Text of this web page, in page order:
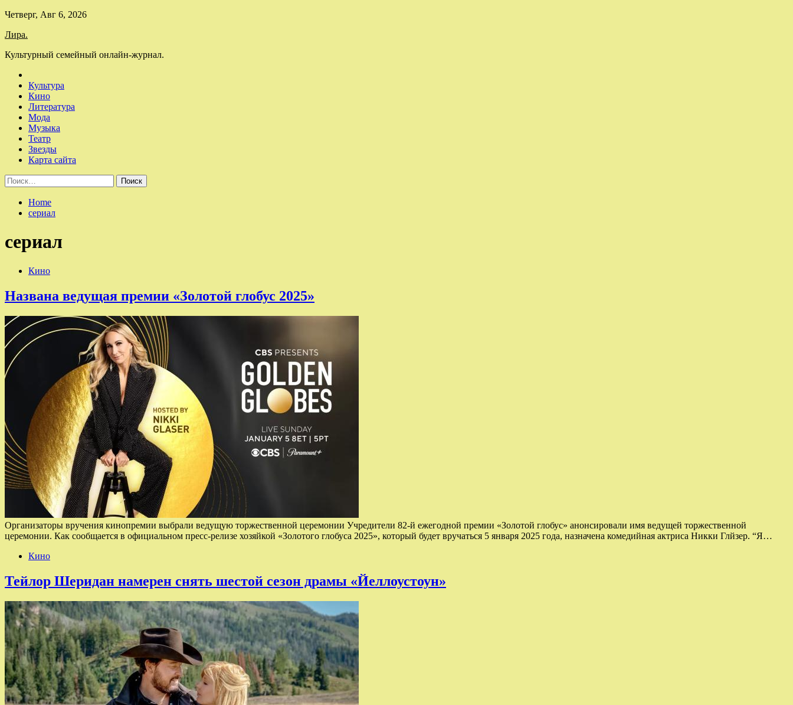
Skip
content
Четверг, Авг 6, 2026
Лира.
Культурный семейный онлайн-журнал.
Культура
Кино
Литература
Мода
Музыка
Театр
Звезды
Карта сайта
Найти:
Home
сериал
сериал
Кино
Названа ведущая премии «Золотой глобус 2025»
Организаторы вручения кинопремии выбрали ведущую торжественной церемонии Учредители 82-й ежегодной премии «Золотой глобус» анонсировали имя ведущей торжественной
церемонии. Как сообщается в официальном пресс-релизе хозяйкой «Золотого глобуса 2025», который будет вручаться 5 января 2025 года, назначена комедийная актриса Никки Глйзер. “Я…
Кино
Тейлор Шеридан намерен снять шестой сезон драмы «Йеллоустоун»